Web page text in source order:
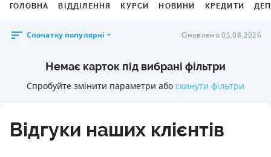
ГОЛОВНА ВІДДІЛЕННЯ КУРСИ НОВИНИ КРЕДИТИ
Спочатку популярні Оновлено 05.08.2026
Немає карток під вибрані фільтри
Спробуйте змінити параметри або скинути фільтри
Відгуки наших клієнтів